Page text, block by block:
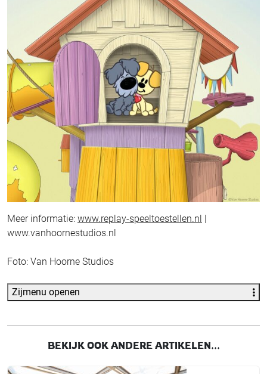
Meer informatie: www.replay-speeltoestellen.nl |
www.vanhoornestudios.nl
Foto: Van Hoorne Studios
Zijmenu openen
BEKIJK OOK ANDERE ARTIKELEN...